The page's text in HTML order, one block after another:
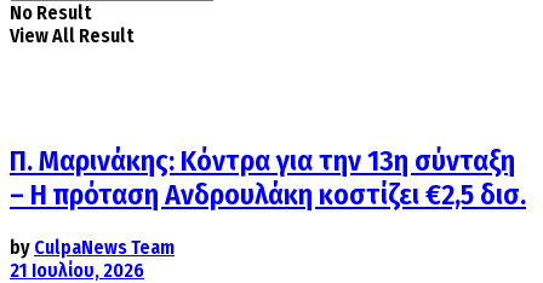
No Result
View All Result
Π. Μαρινάκης: Κόντρα για την 13η σύνταξη
– Η πρόταση Ανδρουλάκη κοστίζει €2,5 δισ.
by CulpaNews Team
21 Ιουλίου, 2026